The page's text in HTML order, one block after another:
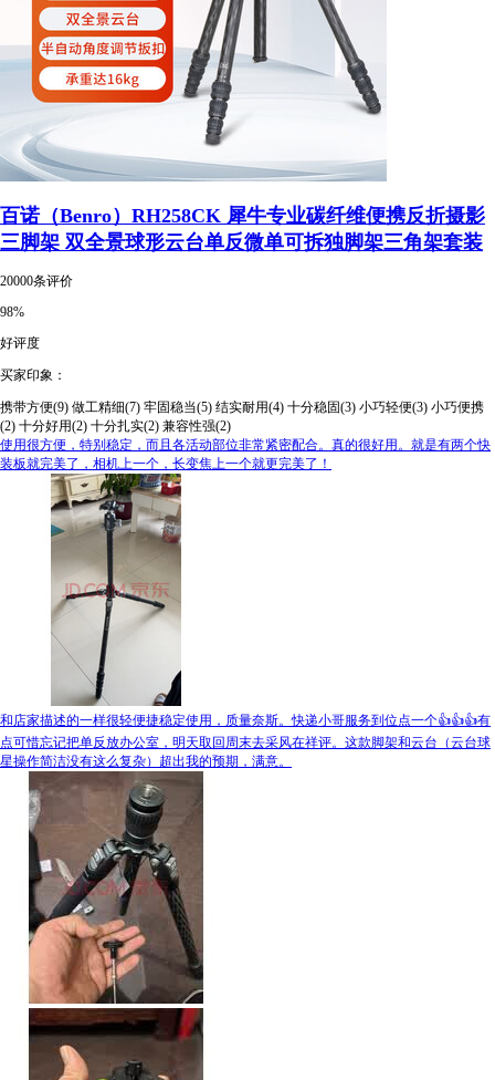
百诺（Benro）RH258CK 犀牛专业碳纤维便携反折摄影
三脚架 双全景球形云台单反微单可拆独脚架三角架套装
20000条评价
98%
好评度
买家印象：
携带方便(9) 做工精细(7) 牢固稳当(5) 结实耐用(4) 十分稳固(3) 小巧轻便(3) 小巧便携
(2) 十分好用(2) 十分扎实(2) 兼容性强(2)
使用很方便，特别稳定，而且各活动部位非常紧密配合。真的很好用。就是有两个快
装板就完美了，相机上一个，长变焦上一个就更完美了！
和店家描述的一样很轻便捷稳定使用，质量奈斯。快递小哥服务到位点一个👍👍👍有
点可惜忘记把单反放办公室，明天取回周末去采风在祥评。这款脚架和云台（云台球
星操作简洁没有这么复杂）超出我的预期，满意。